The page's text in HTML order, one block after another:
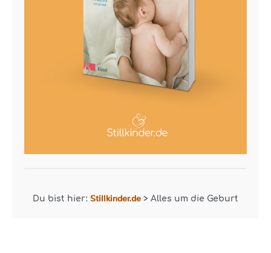
Du bist hier: Stillkinder.de > Alles um die Geburt